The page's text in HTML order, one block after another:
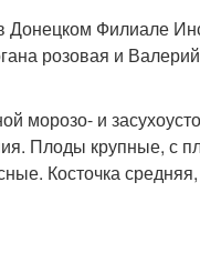
Филиале
розовая и
морозо- и
Плоды крупные, с
Косточка